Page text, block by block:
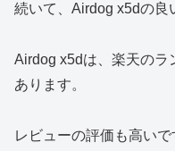
続いて、Airdog x5dの良
Airdog x5dは、楽天のラ
あります。
レビューの評価も高い